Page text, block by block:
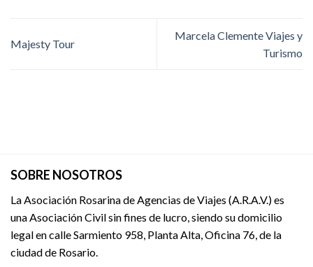
Majesty Tour
Marcela Clemente Viajes y
Turismo
SOBRE NOSOTROS
La Asociación Rosarina de Agencias de Viajes (A.R.A.V.) es
una Asociación Civil sin fines de lucro, siendo su domicilio
legal en calle Sarmiento 958, Planta Alta, Oficina 76, de la
ciudad de Rosario.